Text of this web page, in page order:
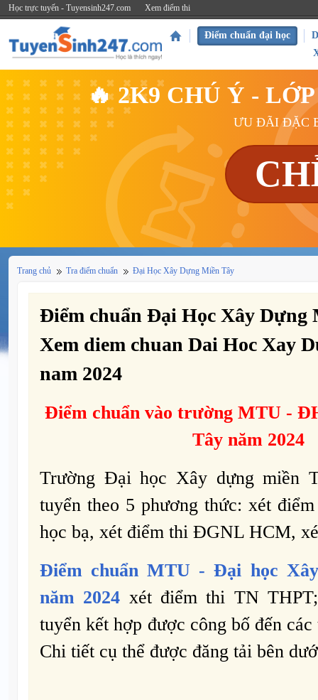
Học trực tuyến - Tuyensinh247.com Xem điểm thi
Điểm chuẩn đại học
🔥 2K9 CHÚ Ý -
ƯU ĐÃI ĐẶC
Trang chủ Tra điểm chuẩn Đại Học Xây Dựng Miền Tây
Điểm chuẩn Đại Học Xây Dựng
Xem diem chuan Dai Hoc Xay
nam 2024
Điểm chuẩn vào trường MTU -
Tây năm 2024
Trường Đại học Xây dựng miền
tuyển theo 5 phương thức: xét
học bạ, xét điểm thi ĐGNL HCM,
Điểm chuẩnMTU -Đại học
năm 2024 xét điểm thi TN
tuyển kết hợp được công bố đến
Chi tiết cụ thể được đăng tải bên